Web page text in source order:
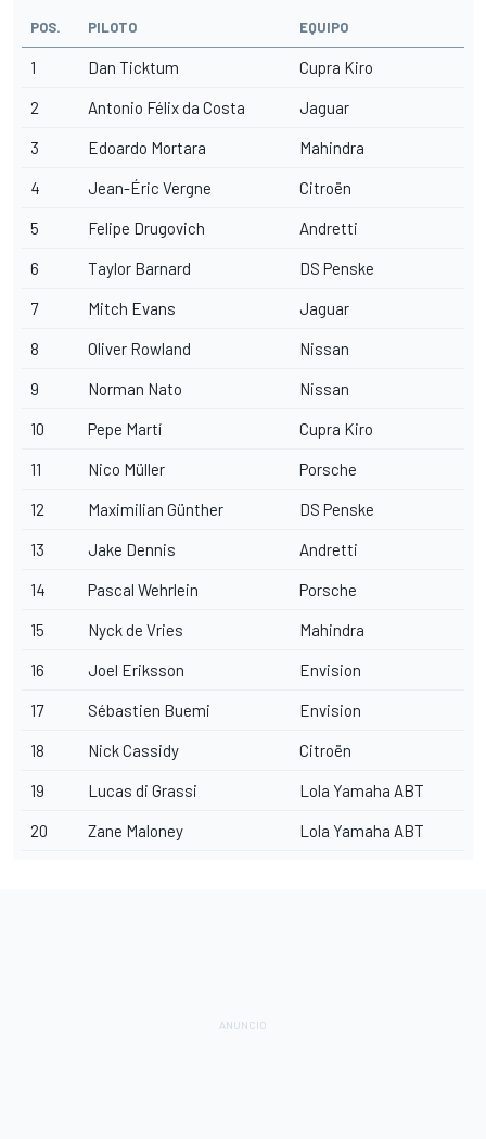
POS. PILOTO EQUIPO
1 Dan Ticktum Cupra Kiro
2 Antonio Félix da Costa Jaguar
3 Edoardo Mortara Mahindra
4 Jean-Éric Vergne Citroën
5 Felipe Drugovich Andretti
6 Taylor Barnard DS Penske
7 Mitch Evans Jaguar
8 Oliver Rowland Nissan
9 Norman Nato Nissan
10 Pepe Martí Cupra Kiro
11 Nico Müller Porsche
12 Maximilian Günther DS Penske
13 Jake Dennis Andretti
14 Pascal Wehrlein Porsche
15 Nyck de Vries Mahindra
16 Joel Eriksson Envision
17 Sébastien Buemi Envision
18 Nick Cassidy Citroën
19 Lucas di Grassi Lola Yamaha ABT
20 Zane Maloney Lola Yamaha ABT